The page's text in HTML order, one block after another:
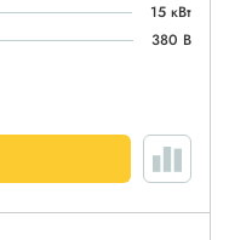
15 кВт
380 В